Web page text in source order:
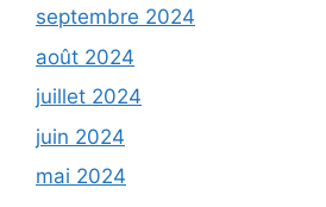
septembre 2024
août 2024
juillet 2024
juin 2024
mai 2024